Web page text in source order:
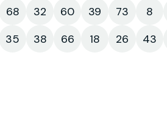
68 32 60 39 73 8
35 38 66 18 26 43